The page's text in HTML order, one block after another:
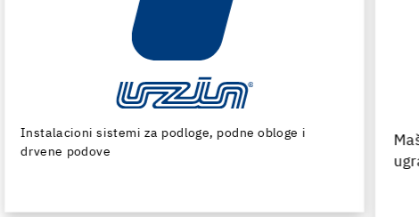
Mašine i specijalni alati za pripremu podloge i
ugradnju podnih obloga